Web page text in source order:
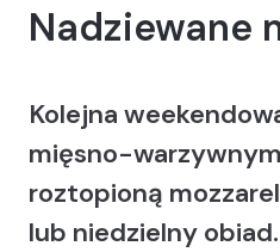
Nadziewane
Kolejna
mięsno-
roztopioną
lub niedzielny obiad.